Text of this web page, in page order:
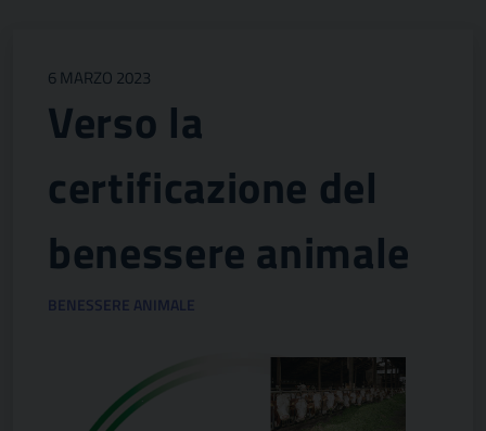
6 MARZO 2023
Verso la
certificazione del
benessere animale
BENESSERE ANIMALE